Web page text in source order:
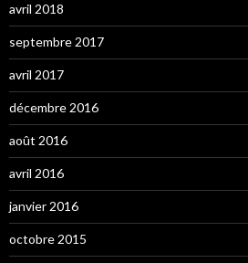
avril 2018
septembre 2017
avril 2017
décembre 2016
août 2016
avril 2016
janvier 2016
octobre 2015